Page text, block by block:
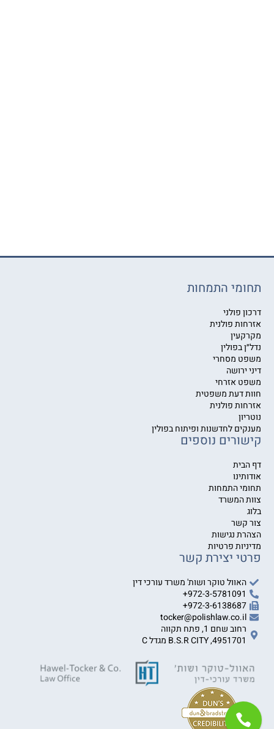
תחומי התמחות
דרכון פולני
אזרחות פולנית
מקרקעין
נדל״ן בפולין
משפט מסחרי
דיני ירושה
משפט אזרחי
חוות דעת משפטית
אזרחות פולנית
נוטריון
מענקים לחדשנות ופיתוח בפולין
קישורים נוספים
דף הבית
אודותינו
תחומי התמחות
צוות המשרד
בלוג
צור קשר
הצהרת נגישות
מדיניות פרטיות
פרטי יצירת קשר
האוול טוקר ושות' משרד עורכי דין
972-3-5781091+
972-3-6138687+
tocker@polishlaw.co.il
רחוב שחם 1, פתח תקווה
4951701, B.S.R CITY מגדל C